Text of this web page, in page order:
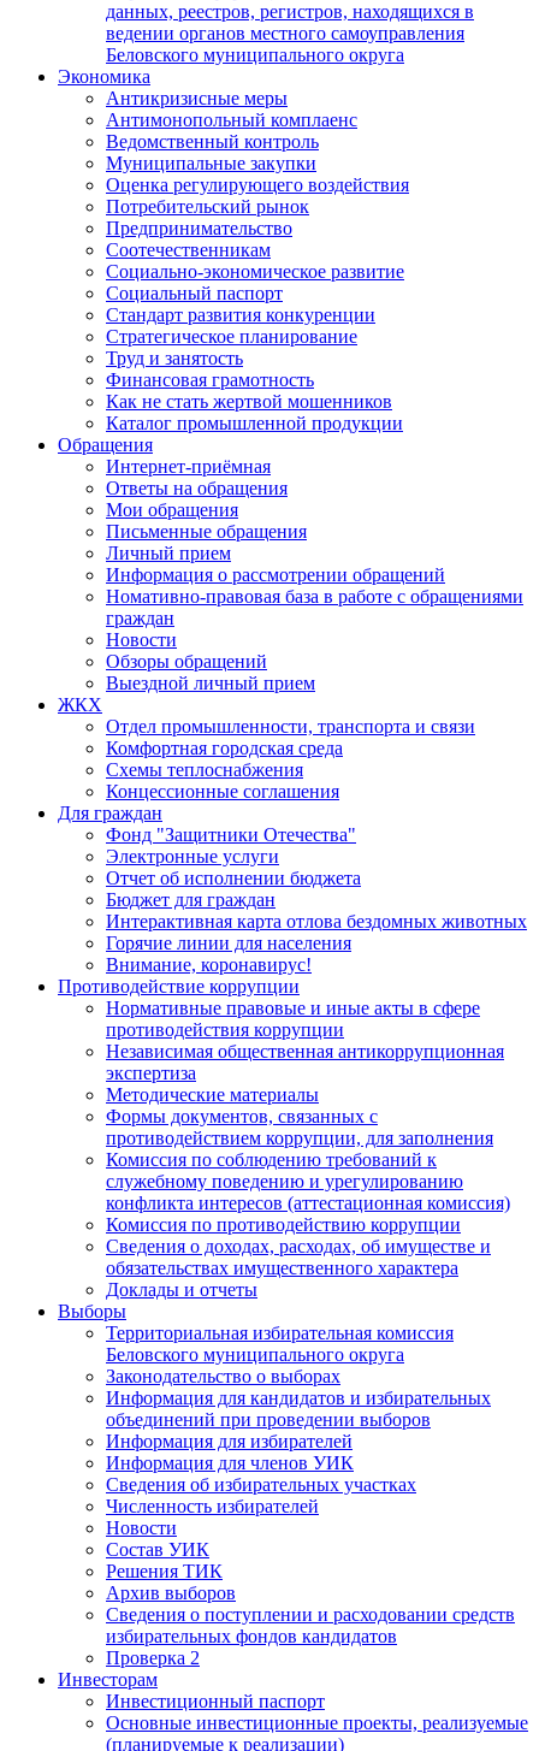
данных, реестров, регистров, находящихся в
ведении органов местного самоуправления
Беловского муниципального округа
Экономика
Антикризисные меры
Антимонопольный комплаенс
Ведомственный контроль
Муниципальные закупки
Оценка регулирующего воздействия
Потребительский рынок
Предпринимательство
Соотечественникам
Социально-экономическое развитие
Социальный паспорт
Стандарт развития конкуренции
Стратегическое планирование
Труд и занятость
Финансовая грамотность
Как не стать жертвой мошенников
Каталог промышленной продукции
Обращения
Интернет-приёмная
Ответы на обращения
Мои обращения
Письменные обращения
Личный прием
Информация о рассмотрении обращений
Номативно-правовая база в работе с обращениями
граждан
Новости
Обзоры обращений
Выездной личный прием
ЖКХ
Отдел промышленности, транспорта и связи
Комфортная городская среда
Схемы теплоснабжения
Концессионные соглашения
Для граждан
Фонд "Защитники Отечества"
Электронные услуги
Отчет об исполнении бюджета
Бюджет для граждан
Интерактивная карта отлова бездомных животных
Горячие линии для населения
Внимание, коронавирус!
Противодействие коррупции
Нормативные правовые и иные акты в сфере
противодействия коррупции
Независимая общественная антикоррупционная
экспертиза
Методические материалы
Формы документов, связанных с
противодействием коррупции, для заполнения
Комиссия по соблюдению требований к
служебному поведению и урегулированию
конфликта интересов (аттестационная комиссия)
Комиссия по противодействию коррупции
Сведения о доходах, расходах, об имуществе и
обязательствах имущественного характера
Доклады и отчеты
Выборы
Территориальная избирательная комиссия
Беловского муниципального округа
Законодательство о выборах
Информация для кандидатов и избирательных
объединений при проведении выборов
Информация для избирателей
Информация для членов УИК
Сведения об избирательных участках
Численность избирателей
Новости
Состав УИК
Решения ТИК
Архив выборов
Сведения о поступлении и расходовании средств
избирательных фондов кандидатов
Проверка 2
Инвесторам
Инвестиционный паспорт
Основные инвестиционные проекты, реализуемые
(планируемые к реализации)